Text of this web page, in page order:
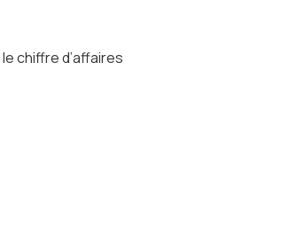
chiffre d’affaires